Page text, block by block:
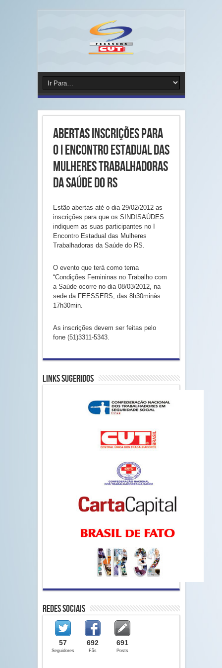
Abertas inscrições para
o I ENCONTRO ESTADUAL DAS
MULHERES TRABALHADORAS
DA SAÚDE DO RS
Estão abertas até o dia 29/02/2012 as
inscrições para que os SINDISAÚDES
indiquem as suas participantes no I
Encontro Estadual das Mulheres
Trabalhadoras da Saúde do RS.
O evento que terá como tema
“Condições Femininas no Trabalho com
a Saúde ocorre no dia 08/03/2012, na
sede da FEESSERS, das 8h30minàs
17h30min.
As inscrições devem ser feitas pelo
fone (51)3311-5343.
Links Sugeridos
Redes Sociais
57
Seguidores
692
Fãs
691
Posts